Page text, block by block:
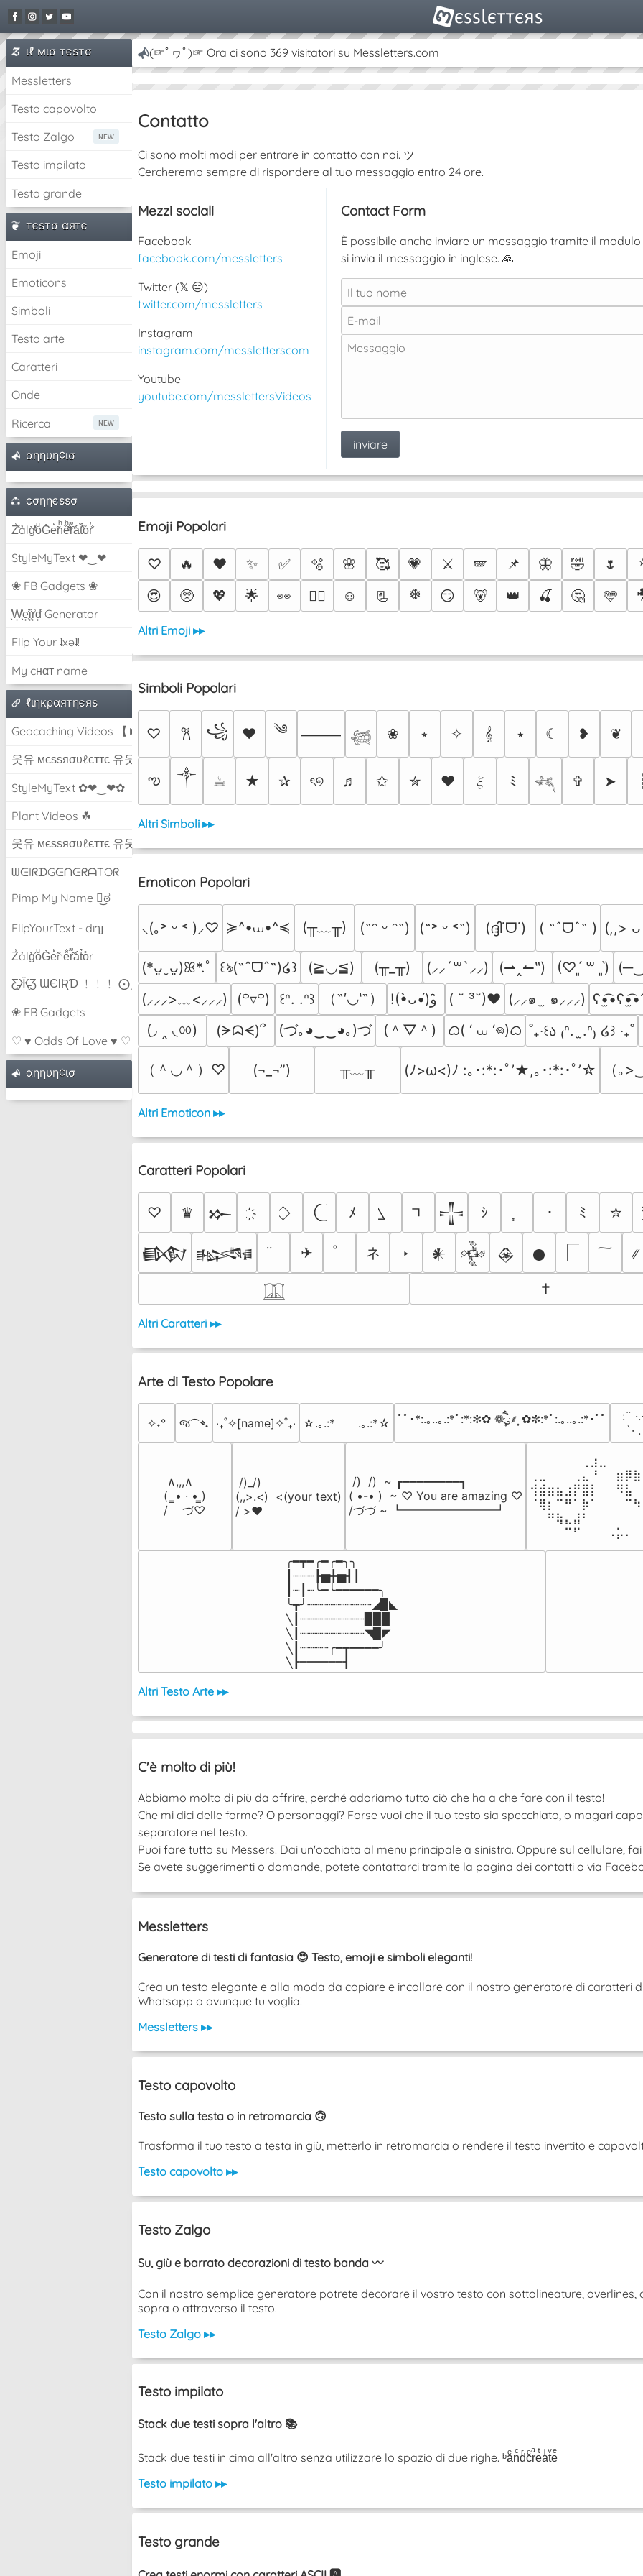
ιℓ мισ тєѕтσ
Messletters
Testo capovolto
Testo Zalgo
Testo impilato
Testo grande
тєѕтσ αятє
Emoji
Emoticons
Simboli
Testo arte
Caratteri
Onde
Ricerca
αηηυη¢ισ
cσηηєѕѕσ
Z̾̽ảlg̀͐ͭ̽oͧG̀e̒̃nͪȅͪͫ̏̐r͌̑á͑t͌̑͛o̊r̓̐
StyleMyText ❤‿❤
❀ FB Gadgets ❀
͕͗W͕͕͗͗e͕͕͗͗i͕͕͗͗r͕͗d͕͗ Generator
Flip Your ʇxəʇ!
My cнαт name
ℓιηкραятηєяѕ
Geocaching Videos 【►】
웃유 мєѕѕяσυℓєттє 유웃
StyleMyText ✿❤‿❤✿
Plant Videos ☘
웃유 мєѕѕяσυℓєттє 유웃
ᗯᕮIᖇᗪGᕮᑎᕮᖇᗩTOᖇ
Pimp My Name ಠ͜ಠ
FlipYourText - dıๅɟ
Z̾ảlg̀͐oͧG̀e̒̃nȅ̐r͌̑á͑t͛o̊r
Ƹ̵̡Ӝ̵̨̄Ʒ ƜЄƖƦƊ ﹗﹗﹗ ⨀_⨀
❀ FB Gadgets
♡ ♥ Odds Of Love ♥ ♡
αηηυη¢ισ
(☞ﾟヮﾟ)☞ Ora ci sono 369 visitatori su Messletters.com
Contatto
Ci sono molti modi per entrare in contatto con noi. ツ
Cercheremo sempre di rispondere al tuo messaggio entro 24 ore.
Mezzi sociali
Facebook
facebook.com/messletters
Twitter (𝕏 😑)
twitter.com/messletters
Instagram
instagram.com/messletterscom
Youtube
youtube.com/messlettersVideos
Contact Form
È possibile anche inviare un messaggio tramite il
si invia il messaggio in inglese. 🙏
Emoji Popolari
♡ 🔥 ❤️ ✨ ✅ 🫧 🌸 🥰 💗 ⚔️ 🪽 📌 🦋 🤣 🌷
😍
🥺 💖 🌟 👀 ❤️‍🔥 ☺️ 📃 ❄️ 😏 🐻 👑 🍒 🤔 🩵
Altri Emoji ▸▸
Simboli Popolari
♡ 𐙚 ꧁ ♥ ༄ ⸻ 𓆉 ❀ ⭒ ✧ 𝄞 ⭑ ☾ ❥ ❦
ఌ ༒︎ ☕︎ ★ ✰ ৎ୭ ♬ ✩ ✮ ❤ 𝜉 ﾐ 𓆈 ✞ ➤ ┊
Altri Simboli ▸▸
Emoticon Popolari
⸜(｡˃ ᵕ ˂ )⸝♡ ≽^•⩊•^≼ (╥﹏╥) (˶ᵔ ᵕ ᵔ˶) (˶˃ ᵕ ˂˶) (ദ്ദി˙ᗜ˙) ( ˶ˆᗜˆ˵ ) (,,>
(*ᴗ͈ˬᴗ͈)ꕤ*.ﾟ ꒰ঌ(˶ˆᗜˆ˵)໒꒱ (≧◡≦) (╥_╥) (⸝⸝´꒳`⸝⸝) (⇀‸↼‶) (♡ˊ͈ ꒳ ˋ͈)
(⸝⸝⸝>﹏<⸝⸝⸝)
(꒪▿꒪) ꒰ᐢ. .ᐢ꒱ （˶′◡‵˶） ( ˘ ³˘)♥ (⸝⸝๑  ̫ ๑⸝⸝⸝)
(◞ ‸ ◟ㆀ)
(ᗒᗣᗕ)՞ (づ｡◕‿‿◕｡)づ (＾▽＾) ᜊ( ‘ ⩊ ‘𖦹)ᜊ ˚₊‧꒰ა ₍ᐢ.  ̫.ᐢ₎ ໒꒱ ‧₊˚
（＾◡＾）♡ (¬_¬”) ╥﹏╥ (ﾉ>ω<)ﾉ :｡･:*:･ﾟ’★,｡･:*:･ﾟ’☆ （｡
Altri Emoticon ▸▸
Caratteri Popolari
♡ ♛ 𒁍 ﾒ 𒋲 ｼ ･ ﾐ ✮
𒁃 𒈙 ✈ ネ ‣ 𒀭 𒅒 𒊲 𒊹
𓉳 ✝
Altri Caratteri ▸▸
Arte di Testo Popolare
✧˖° જ⁀➴ ‎‧₊˚✧[name]✧˚₊‧ ☆.｡.:*　　.｡.:*☆ ﾟﾟ･*:.｡..｡.:*ﾟ:*:✼✿ ❁ཻུ۪۪⸙͎ ✿✼:*ﾟ:.｡..｡.:*･ﾟﾟ
⠀:¨
⠀ `·
∧,,,∧
(  ̳• · • ̳)
/    づ♡
/)_/)
(,,>.<)  <(your text)
/ >❤️
/)  /)  ~ ┏━━━━━━━━┓
( •-• )  ~ ♡ You are amazing ♡
/づづ ~ ┗━━━━━━━━┛
╭━┳━╭━╭━╮╮
┃┈┈┈┣▅╋▅┫┃
┃┈┃┈╰━╰━━━━━━╮
╰┳╯┈┈┈┈┈┈┈┈┈◢▉◣
╲┃┈┈┈┈┈┈┈┈┈▉▉▉
╲┃┈┈┈┈┈┈┈┈┈◥▉◤
╲┃┈┈┈┈╭━┳━━━━╯
╲┣━━━━━━┫﻿
Altri Testo Arte ▸▸
C'è molto di più!
Abbiamo molto di più da offrire, perché adoriamo tutto ciò che ha a che fare con il testo!
Che mi dici delle forme? O personaggi? Forse vuoi che il tuo testo sia specchiato, o magari
separatore nel testo.
Puoi fare tutto su Messers! Dai un'occhiata al menu principale a sinistra. Oppure sul cellulare,
Se avete suggerimenti o domande, potete contattarci tramite la pagina dei contatti o via
Messletters
Generatore di testi di fantasia 😍 Testo, emoji e simboli eleganti!
Crea un testo elegante e alla moda da copiare e incollare con il nostro generatore di caratteri
Whatsapp o ovunque tu voglia!
Messletters ▸▸
Testo capovolto
Testo sulla testa o in retromarcia 🙃
Trasforma il tuo testo a testa in giù, metterlo in retromarcia o rendere il testo invertito e
Testo capovolto ▸▸
Testo Zalgo
Su, giù e barrato decorazioni di testo banda 〰️
Con il nostro semplice generatore potrete decorare il vostro testo con sottolineature, overlines,
sopra o attraverso il testo.
Testo Zalgo ▸▸
Testo impilato
Stack due testi sopra l'altro 📚
Stack due testi in cima all'altro senza utilizzare lo spazio di due righe. ᵇaͤnͨdͬcͤrͣeͭaͥtͮeͤ
Testo impilato ▸▸
Testo grande